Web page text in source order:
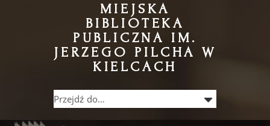
MIEJSKA
BIBLIOTEKA
PUBLICZNA IM.
JERZEGO PILCHA W
KIELCACH